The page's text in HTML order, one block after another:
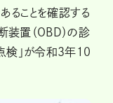
ることを確認する
装置（OBD）の診
」が令和３年１０